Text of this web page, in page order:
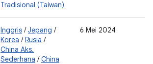
Tradisional (Taiwan)
Inggris /Jepang /
Korea /Rusia /
China Aks.
Sederhana /China
6 Mei 2024